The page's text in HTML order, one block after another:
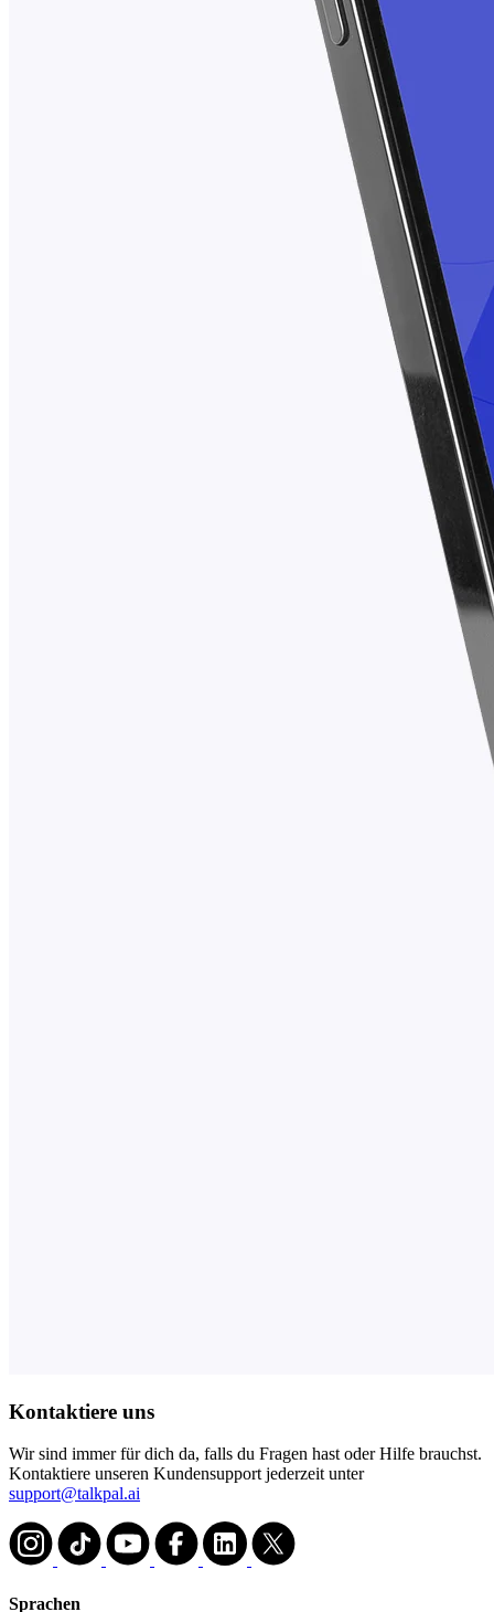
Kontaktiere uns
Wir sind immer für dich da, falls du Fragen hast oder Hilfe brauchst.
Kontaktiere unseren Kundensupport jederzeit unter
support@talkpal.ai
Sprachen